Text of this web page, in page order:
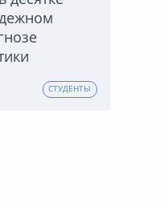
СТУДЕНТЫ